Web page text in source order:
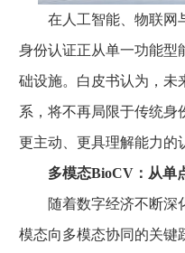
在人工智能、物联网与
身份认证正从单一功能型
础设施。白皮书认为，
系，将不再局限于传统身
更主动、更具理解能力的
多模态BioCV：从单
随着数字经济不断深
模态向多模态协同的关键